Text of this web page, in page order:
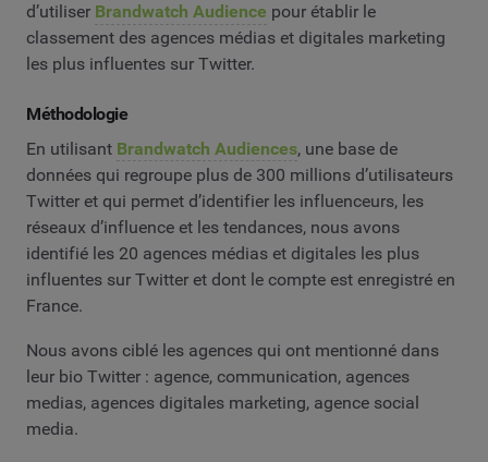
d’utiliser Brandwatch Audience pour établir le
classement des agences médias et digitales marketing
les plus influentes sur Twitter.
Méthodologie
En utilisant Brandwatch Audiences, une base de
données qui regroupe plus de 300 millions d’utilisateurs
Twitter et qui permet d’identifier les influenceurs, les
réseaux d’influence et les tendances, nous avons
identifié les 20 agences médias et digitales les plus
influentes sur Twitter et dont le compte est enregistré en
France.
Nous avons ciblé les agences qui ont mentionné dans
leur bio Twitter : agence, communication, agences
medias, agences digitales marketing, agence social
media.